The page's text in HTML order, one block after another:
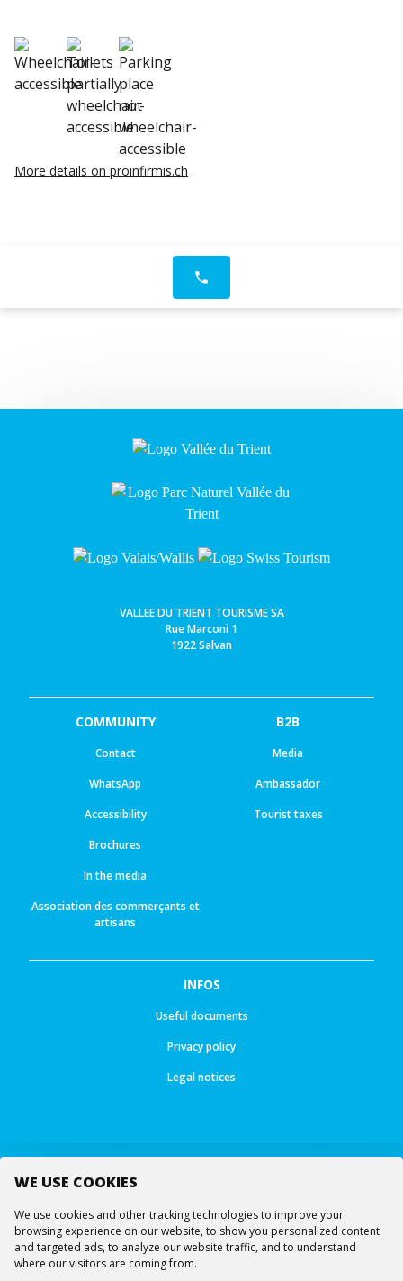
WE USE COOKIES
We use cookies and other tracking technologies to improve your
browsing experience on our website, to show you personalized content
and targeted ads, to analyze our website traffic, and to understand
where our visitors are coming from.
More details on proinfirmis.ch
phone
VALLEE DU TRIENT TOURISME SA
Rue Marconi 1
1922 Salvan
COMMUNITY
Contact
WhatsApp
Accessibility
Brochures
In the media
Association des commerçants et
artisans
B2B
Media
Ambassador
Tourist taxes
INFOS
Useful documents
Privacy policy
Legal notices
© All rights reserved - Ourea Services SA